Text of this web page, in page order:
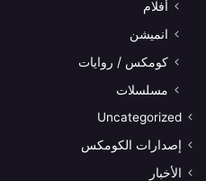
أفلام
انميشن
كومكس / روايات
مسلسلات
Uncategorized
إصدارات الكومكس
الأخبار